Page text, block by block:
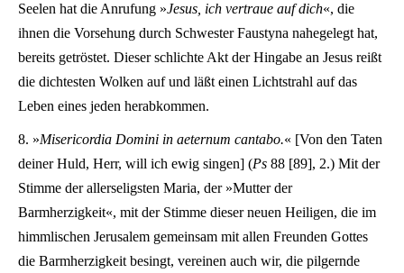
Seelen hat die Anrufung »Jesus, ich vertraue auf dich«, die
ihnen die Vorsehung durch Schwester Faustyna nahegelegt hat,
bereits getröstet. Dieser schlichte Akt der Hingabe an Jesus reißt
die dichtesten Wolken auf und läßt einen Lichtstrahl auf das
Leben eines jeden herabkommen.
8. »Misericordia Domini in aeternum cantabo.« [Von den Taten
deiner Huld, Herr, will ich ewig singen] (Ps 88 [89], 2.) Mit der
Stimme der allerseligsten Maria, der »Mutter der
Barmherzigkeit«, mit der Stimme dieser neuen Heiligen, die im
himmlischen Jerusalem gemeinsam mit allen Freunden Gottes
die Barmherzigkeit besingt, vereinen auch wir, die pilgernde